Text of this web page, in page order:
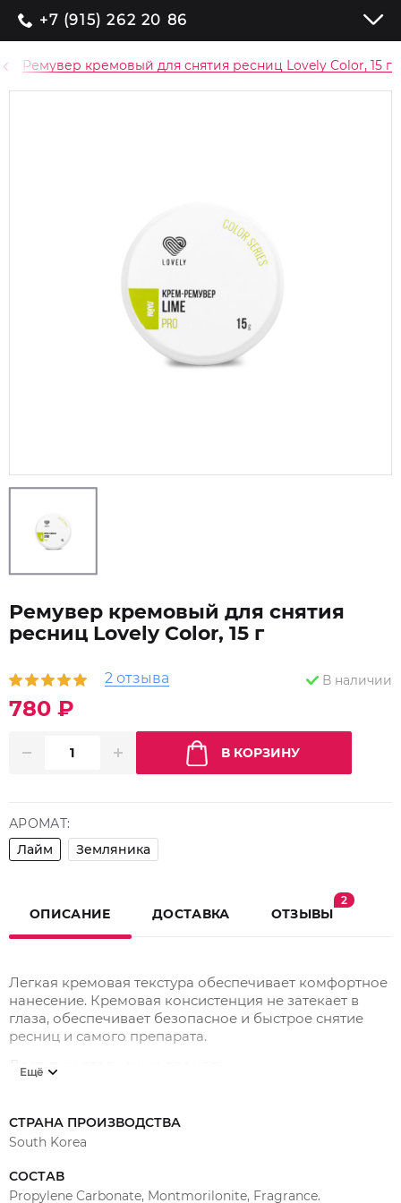
+7 (915) 262 20 86
Ремувер кремовый для снятия ресниц Lovely Color, 15 г
2 отзыва В наличии
Ремувер кремовый для снятия
ресниц Lovely Color, 15 г
780 ₽
В КОРЗИНУ
АРОМАТ:
Лайм
Земляника
ОПИСАНИЕ ДОСТАВКА ОТЗЫВЫ
2
Легкая кремовая текстура обеспечивает комфортное
нанесение. Кремовая консистенция не затекает в
глаза, обеспечивает безопасное и быстрое снятие
ресниц и самого препарата.
Доступны следующие ароматы:
Лайм.
Остатки крема-ремувера легко снимается с помощью
Ещё
СТРАНА ПРОИЗВОДСТВА
South Korea
СОСТАВ
Propylene Carbonate, Montmorilonite, Fragrance.